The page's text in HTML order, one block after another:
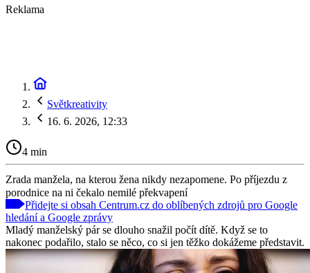
Reklama
Světkreativity
16. 6. 2026, 12:33
4 min
Zrada manžela, na kterou žena nikdy nezapomene. Po příjezdu z
porodnice na ni čekalo nemilé překvapení
Přidejte si obsah Centrum.cz do oblíbených zdrojů pro Google
hledání a Google zprávy
Mladý manželský pár se dlouho snažil počít dítě. Když se to
nakonec podařilo, stalo se něco, co si jen těžko dokážeme představit.